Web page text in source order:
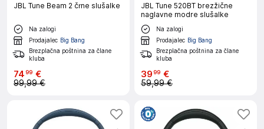
JBL Tune Beam 2 črne slušalke
Na zalogi
Prodajalec Big Bang
Brezplačna poštnina za člane
kluba
7499 €
99,99 €
JBL Tune 520BT brezžične
naglavne modre slušalke
Na zalogi
Prodajalec Big Bang
Brezplačna poštnina za člane
kluba
3999 €
59,99 €